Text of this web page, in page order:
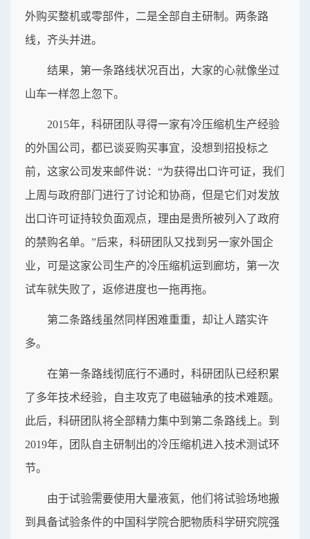
外购买整机或零部件，二是全部自主研制。两条路
线，齐头并进。
结果，第一条路线状况百出，大家的心就像坐过
山车一样忽上忽下。
2015年，科研团队寻得一家有冷压缩机生产经验
的外国公司，都已谈妥购买事宜，没想到招投标之
前，这家公司发来邮件说：“为获得出口许可证，我们
上周与政府部门进行了讨论和协商，但是它们对发放
出口许可证持较负面观点，理由是贵所被列入了政府
的禁购名单。”后来，科研团队又找到另一家外国企
业，可是这家公司生产的冷压缩机运到廊坊，第一次
试车就失败了，返修进度也一拖再拖。
第二条路线虽然同样困难重重，却让人踏实许
多。
在第一条路线彻底行不通时，科研团队已经积累
了多年技术经验，自主攻克了电磁轴承的技术难题。
此后，科研团队将全部精力集中到第二条路线上。到
2019年，团队自主研制出的冷压缩机进入技术测试环
节。
由于试验需要使用大量液氦，他们将试验场地搬
到具备试验条件的中国科学院合肥物质科学研究院强